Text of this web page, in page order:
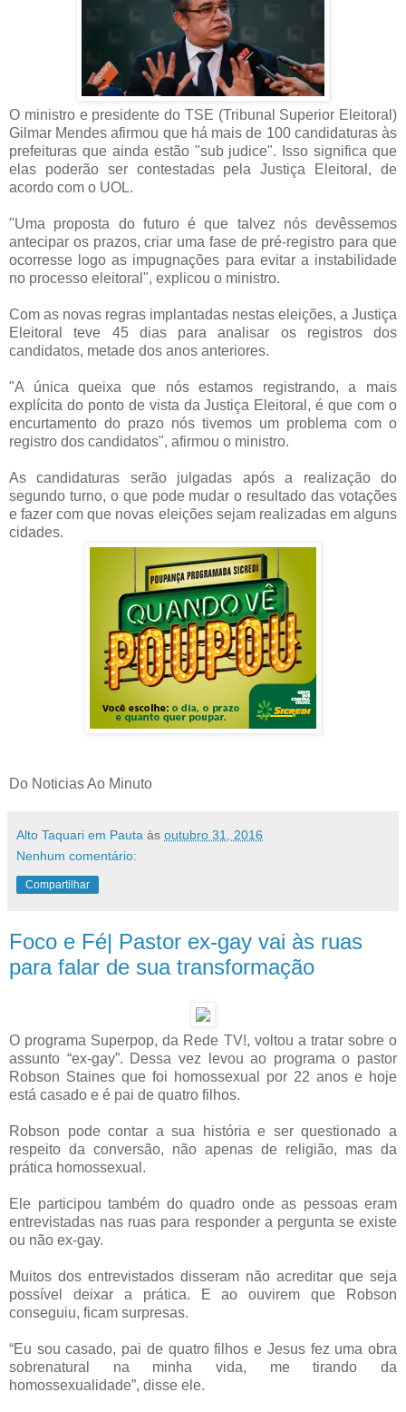
O ministro e presidente do TSE (Tribunal Superior Eleitoral)
Gilmar Mendes afirmou que há mais de 100 candidaturas às
prefeituras que ainda estão "sub judice". Isso significa que
elas poderão ser contestadas pela Justiça Eleitoral, de
acordo com o UOL.
"Uma proposta do futuro é que talvez nós devêssemos
antecipar os prazos, criar uma fase de pré-registro para que
ocorresse logo as impugnações para evitar a instabilidade
no processo eleitoral", explicou o ministro.
Com as novas regras implantadas nestas eleições, a Justiça
Eleitoral teve 45 dias para analisar os registros dos
candidatos, metade dos anos anteriores.
"A única queixa que nós estamos registrando, a mais
explícita do ponto de vista da Justiça Eleitoral, é que com o
encurtamento do prazo nós tivemos um problema com o
registro dos candidatos", afirmou o ministro.
As candidaturas serão julgadas após a realização do
segundo turno, o que pode mudar o resultado das votações
e fazer com que novas eleições sejam realizadas em alguns
cidades.
Do Noticias Ao Minuto
Alto Taquari em Pauta às outubro 31, 2016
Nenhum comentário:
Compartilhar
Foco e Fé| Pastor ex-gay vai às ruas
para falar de sua transformação
O programa Superpop, da Rede TV!, voltou a tratar sobre o
assunto “ex-gay”. Dessa vez levou ao programa o pastor
Robson Staines que foi homossexual por 22 anos e hoje
está casado e é pai de quatro filhos.
Robson pode contar a sua história e ser questionado a
respeito da conversão, não apenas de religião, mas da
prática homossexual.
Ele participou também do quadro onde as pessoas eram
entrevistadas nas ruas para responder a pergunta se existe
ou não ex-gay.
Muitos dos entrevistados disseram não acreditar que seja
possível deixar a prática. E ao ouvirem que Robson
conseguiu, ficam surpresas.
“Eu sou casado, pai de quatro filhos e Jesus fez uma obra
sobrenatural na minha vida, me tirando da
homossexualidade”, disse ele.